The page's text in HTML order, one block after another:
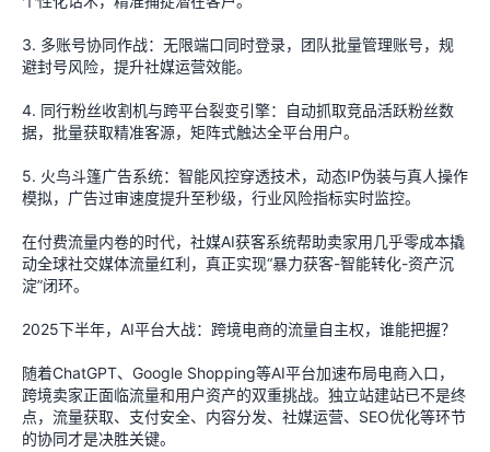
3. 多账号协同作战：无限端口同时登录，团队批量管理账号，规
避封号风险，提升社媒运营效能。
4. 同行粉丝收割机与跨平台裂变引擎：自动抓取竞品活跃粉丝数
据，批量获取精准客源，矩阵式触达全平台用户。
5. 火鸟斗篷广告系统：智能风控穿透技术，动态IP伪装与真人操作
模拟，广告过审速度提升至秒级，行业风险指标实时监控。
在付费流量内卷的时代，社媒AI获客系统帮助卖家用几乎零成本撬
动全球社交媒体流量红利，真正实现“暴力获客-智能转化-资产沉
淀”闭环。
2025下半年，AI平台大战：跨境电商的流量自主权，谁能把握？
随着ChatGPT、Google Shopping等AI平台加速布局电商入口，
跨境卖家正面临流量和用户资产的双重挑战。独立站建站已不是终
点，流量获取、支付安全、内容分发、社媒运营、SEO优化等环节
的协同才是决胜关键。